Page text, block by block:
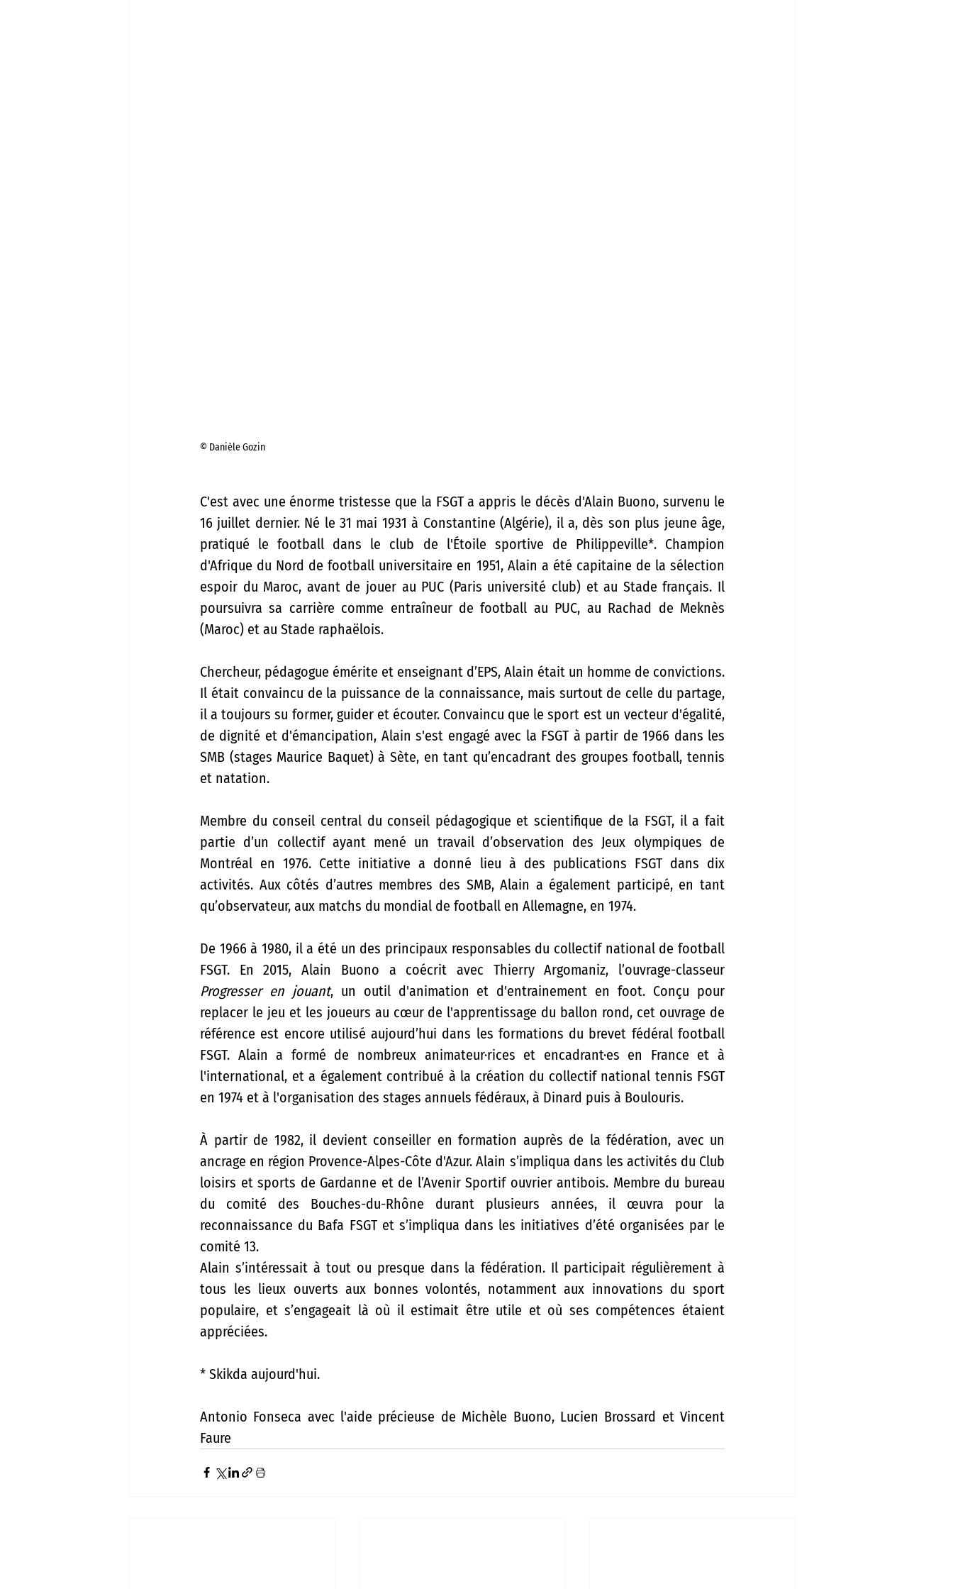
© Danièle Gozin
C'est avec une énorme tristesse que la FSGT a appris le décès d'Alain Buono, survenu le
16 juillet dernier. Né le 31 mai 1931 à Constantine (Algérie), il a, dès son plus jeune âge,
pratiqué le football dans le club de l'Étoile sportive de Philippeville*. Champion
d'Afrique du Nord de football universitaire en 1951, Alain a été capitaine de la sélection
espoir du Maroc, avant de jouer au PUC (Paris université club) et au Stade français. Il
poursuivra sa carrière comme entraîneur de football au PUC, au Rachad de Meknès
(Maroc) et au Stade raphaëlois.
Chercheur, pédagogue émérite et enseignant d’EPS, Alain était un homme de convictions.
Il était convaincu de la puissance de la connaissance, mais surtout de celle du partage,
il a toujours su former, guider et écouter. Convaincu que le sport est un vecteur d'égalité,
de dignité et d'émancipation, Alain s'est engagé avec la FSGT à partir de 1966 dans les
SMB (stages Maurice Baquet) à Sète, en tant qu’encadrant des groupes football, tennis
et natation.
Membre du conseil central du conseil pédagogique et scientifique de la FSGT, il a fait
partie d’un collectif ayant mené un travail d’observation des Jeux olympiques de
Montréal en 1976. Cette initiative a donné lieu à des publications FSGT dans dix
activités. Aux côtés d’autres membres des SMB, Alain a également participé, en tant
qu’observateur, aux matchs du mondial de football en Allemagne, en 1974.
De 1966 à 1980, il a été un des principaux responsables du collectif national de football
Progresser en jouant, un outil d'animation et d'entrainement en foot. Conçu pour
replacer le jeu et les joueurs au cœur de l'apprentissage du ballon rond, cet ouvrage de
référence est encore utilisé aujourd’hui dans les formations du brevet fédéral football
FSGT. Alain a formé de nombreux animateur·rices et encadrant·es en France et à
l'international, et a également contribué à la création du collectif national tennis FSGT
en 1974 et à l'organisation des stages annuels fédéraux, à Dinard puis à Boulouris.
À partir de 1982, il devient conseiller en formation auprès de la fédération, avec un
ancrage en région Provence-Alpes-Côte d'Azur. Alain s’impliqua dans les activités du Club
loisirs et sports de Gardanne et de l’Avenir Sportif ouvrier antibois. Membre du bureau
du comité des Bouches-du-Rhône durant plusieurs années, il œuvra pour la
reconnaissance du Bafa FSGT et s’impliqua dans les initiatives d’été organisées par le
comité 13.
Alain s’intéressait à tout ou presque dans la fédération. Il participait régulièrement à
tous les lieux ouverts aux bonnes volontés, notamment aux innovations du sport
populaire, et s’engageait là où il estimait être utile et où ses compétences étaient
appréciées.
* Skikda aujourd'hui.
Antonio Fonseca avec l'aide précieuse de Michèle Buono, Lucien Brossard et Vincent
Faure